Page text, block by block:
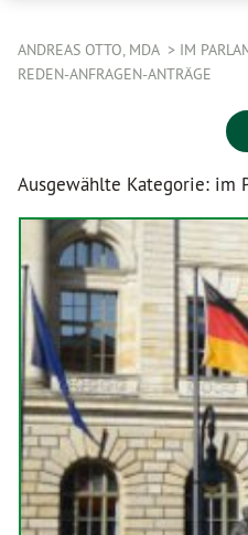
ANDREAS OTTO, MDA
IM
REDEN-ANFRAGEN-ANTRÄGE
Ausgewählte Kategorie: im